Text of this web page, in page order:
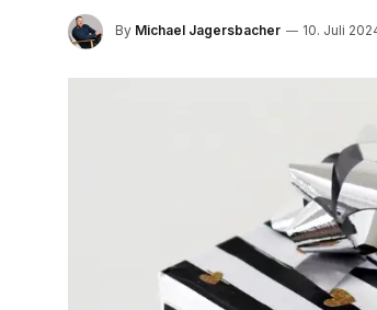
By Michael Jagersbacher 10. Juli